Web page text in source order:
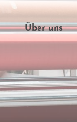
Über uns